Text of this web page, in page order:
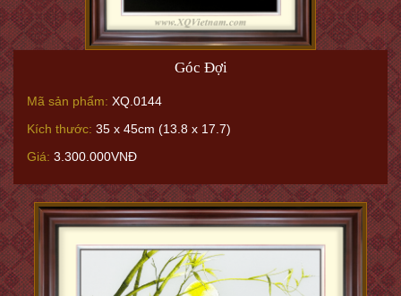
Góc Đợi
Mã sản phẩm: XQ.0144
Kích thước: 35 x 45cm (13.8 x 17.7)
Giá: 3.300.000VNĐ